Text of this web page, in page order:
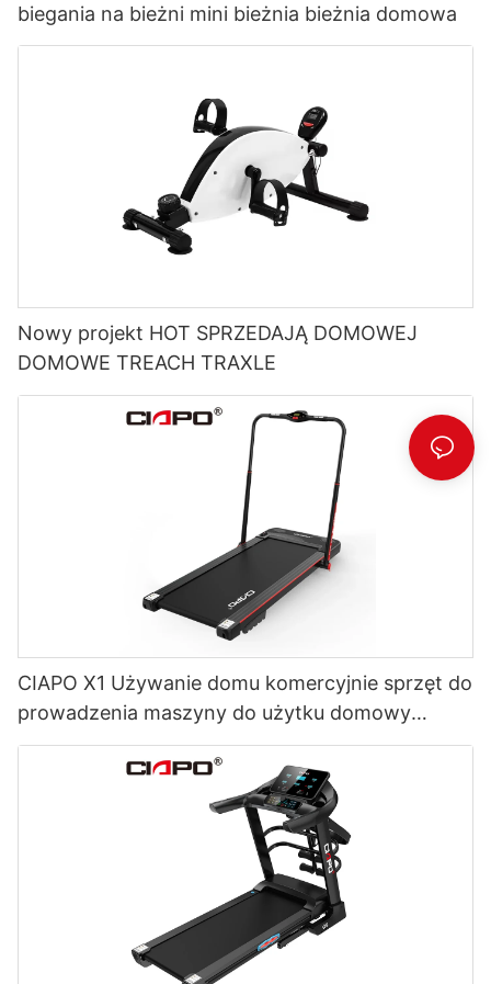
biegania na bieżni mini bieżnia bieżnia domowa
Nowy projekt HOT SPRZEDAJĄ DOMOWEJ
DOMOWE TREACH TRAXLE
CIAPO X1 Używanie domu komercyjnie sprzęt do
prowadzenia maszyny do użytku domowy
Electric Walk Pad bieżnia